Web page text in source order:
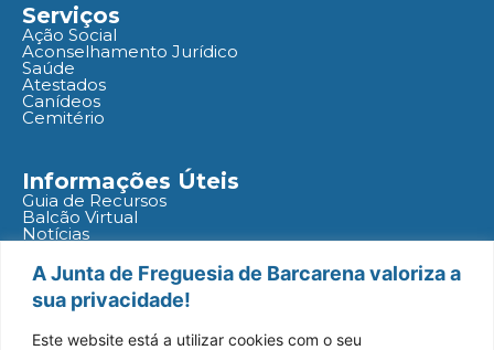
A Junta de Freguesia de Barcarena valoriza a
sua privacidade!
Este website está a utilizar cookies com o seu
Serviços
Ação Social
Aconselhamento Jurídico
Saúde
Atestados
Canídeos
Cemitério
Informações Úteis
Guia de Recursos
Balcão Virtual
Notícias
Políticas
Redes Socias